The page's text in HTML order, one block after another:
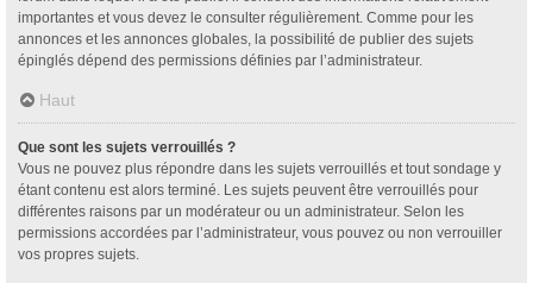
importantes et vous devez le consulter régulièrement. Comme pour les
annonces et les annonces globales, la possibilité de publier des sujets
épinglés dépend des permissions définies par l’administrateur.
Haut
Que sont les sujets verrouillés ?
Vous ne pouvez plus répondre dans les sujets verrouillés et tout sondage y
étant contenu est alors terminé. Les sujets peuvent être verrouillés pour
différentes raisons par un modérateur ou un administrateur. Selon les
permissions accordées par l’administrateur, vous pouvez ou non verrouiller
vos propres sujets.